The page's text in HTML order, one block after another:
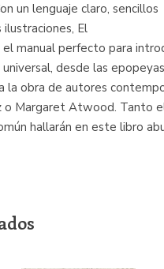
un lenguaje claro, sencillos
ilustraciones, El
manual perfecto para
desde las
la obra de autores
o Margaret Atwood. Tanto
hallarán en este libro